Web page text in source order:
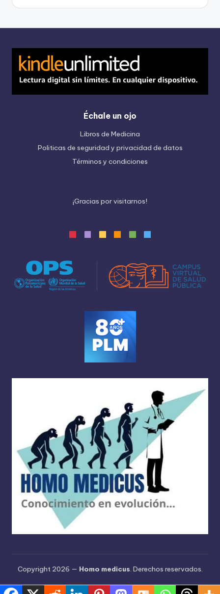
Échale un ojo
Libros de Medicina
Politicas de seguridad y privacidad de datos
Términos y condiciones
¡Gracias porvisitarnos!
Copyright 2026 — Homo medicus. Derechos reservados.